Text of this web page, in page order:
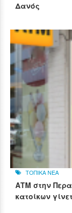
Δανός
ΤΟΠΙΚΑ ΝΕΑ
ΑΤΜ στην
κατοίκων